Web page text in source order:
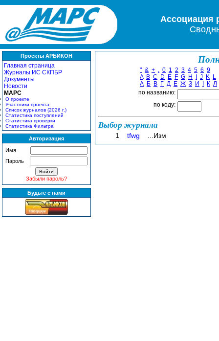
Ассоциация
Проекты АРБИКОН
Главная страница
Журналы ИС СКПБР
Документы
Новости
МАРС
О проекте
Участники проекта
Список журналов (2026 г.)
Статистика поступлений
Статистика проверки
Статистика Фильтра
Авторизация
Имя
Пароль
Забыли пароль?
Будьте с нами
" & + . 0 1 2 3 4 5 6 9
A B C D E F G H J K L
А Б В Г Д Е Ж З И К Л
по названию:
по коду:
Выбор журнала
1 tfwg ...Изм